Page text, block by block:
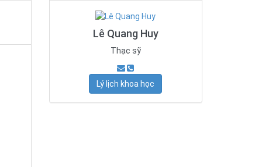
Lê Quang Huy
Thạc sỹ
Lý lịch khoa học